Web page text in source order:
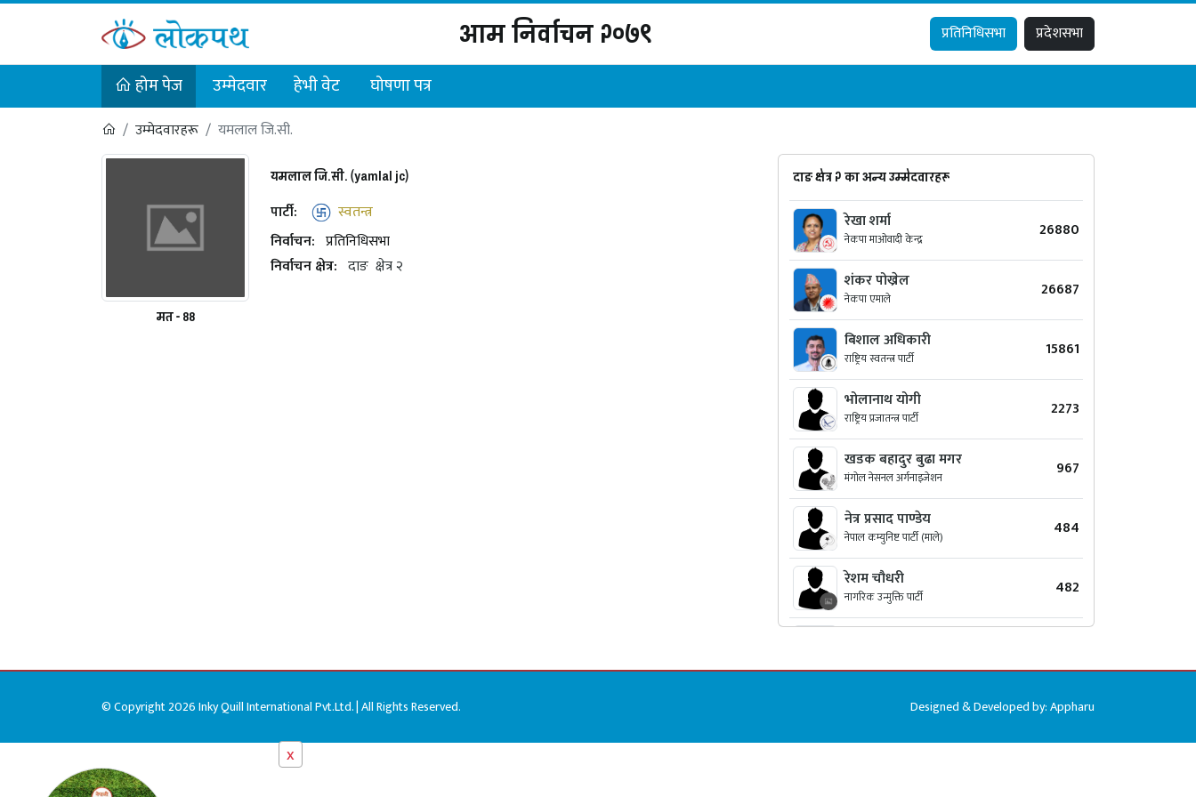
आम निर्वाचन २०७९ प्रतिनिधिसभा प्रदेशसभा
होम पेज उम्मेदवार हेभी वेट घोषणा पत्र
उम्मेदवारहरू यमलाल जि.सी.
मत - 88
यमलाल जि.सी. (yamlal jc)
पार्टी:
स्वतन्त्र
निर्वाचन: प्रतिनिधिसभा
निर्वाचन क्षेत्र: दाङ क्षेत्र २
दाङ क्षेत्र २ का अन्य उम्मेदवारहरू
रेखा शर्मा
नेकपा माओवादी केन्द्र 26880
शंकर पोख्रेल
नेकपा एमाले 26687
बिशाल अधिकारी
राष्ट्रिय स्वतन्त्र पार्टी 15861
भोलानाथ योगी
राष्ट्रिय प्रजातन्त्र पार्टी 2273
खडक बहादुर बुढा मगर
मंगोल नेसनल अर्गनाइजेशन 967
नेत्र प्रसाद पाण्डेय
नेपाल कम्युनिष्ट पार्टी (माले) 484
रेशम चौधरी
नागरिक उन्मुक्ति पार्टी 482
197
x
© Copyright 2026 Inky Quill International Pvt.Ltd. | All Rights Reserved. Designed & Developed by:Appharu